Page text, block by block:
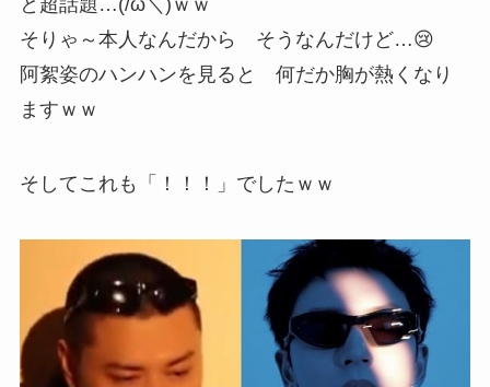
そりゃ～本人なんだから そうなんだけど…😢
阿絮姿のハンハンを見ると 何だか胸が熱くなり
ますｗｗ
そしてこれも「！！！」でしたｗｗ